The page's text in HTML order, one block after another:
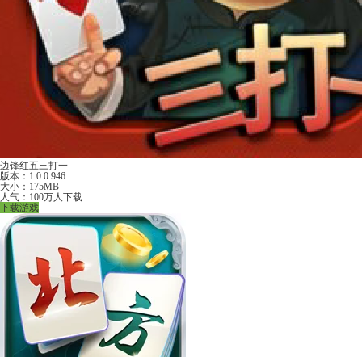
边锋红五三打一
版本：1.0.0.946
大小：175MB
人气：100万人下载
下载游戏